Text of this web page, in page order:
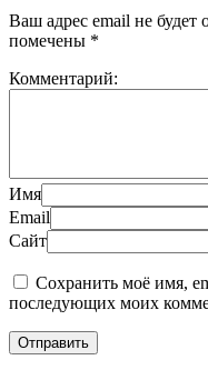
Ваш адрес email не будет
помечены *
Комментарий:
Имя
Email
Сайт
Сохранить моё имя,
последующих моих